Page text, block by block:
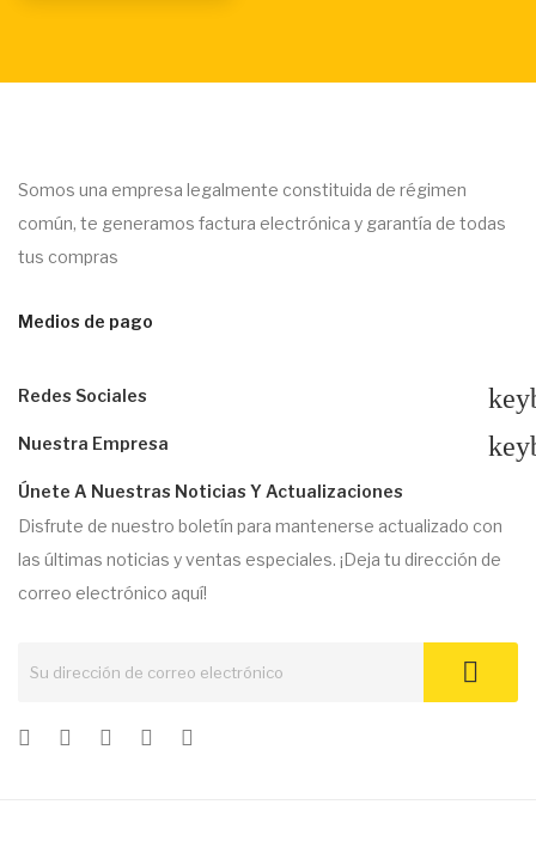
Somos una empresa legalmente constituida de régimen
común, te generamos factura electrónica y garantía de todas
tus compras
Medios de pago
Redes Sociales
Nuestra Empresa
Únete A Nuestras Noticias Y Actualizaciones
Disfrute de nuestro boletín para mantenerse actualizado con
las últimas noticias y ventas especiales. ¡Deja tu dirección de
correo electrónico aquí!